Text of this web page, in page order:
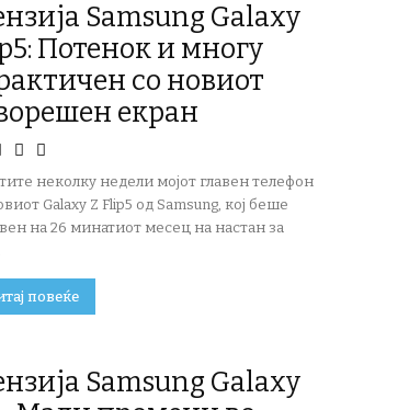
Samsung Galaxy
Потенок и многу
со новиот
екран
неколку недели мојот главен телефон
Galaxy Z Flip5 од Samsung, кој беше
на 26 минатиот месец на настан за
повеќе
Samsung Galaxy